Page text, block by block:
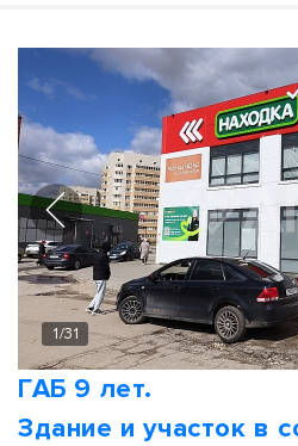
1/31
ГАБ 9 лет.
Здание и участок в